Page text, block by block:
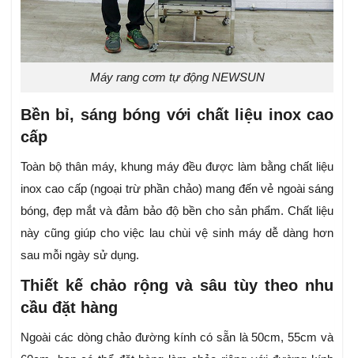
Máy rang cơm tự động NEWSUN
Bền bỉ, sáng bóng với chất liệu inox cao
cấp
Toàn bộ thân máy, khung máy đều được làm bằng chất liệu
inox cao cấp (ngoại trừ phần chảo) mang đến vẻ ngoài sáng
bóng, đẹp mắt và đảm bảo độ bền cho sản phẩm. Chất liệu
này cũng giúp cho việc lau chùi vệ sinh máy dễ dàng hơn
sau mỗi ngày sử dụng.
Thiết kế chảo rộng và sâu tùy theo nhu
cầu đặt hàng
Ngoài các dòng chảo đường kính có sẵn là 50cm, 55cm và